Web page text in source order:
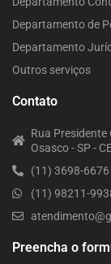
Departamento de
Departamento
Outros serviços
Contato
Rua
Osasco - SP -
(11) 3698-6676
(11) 98211-
Preencha o